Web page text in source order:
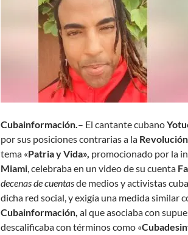
Cubainformación.– El cantante cubano
por sus posiciones contrarias a la
tema «Patria y Vida», promocionado por la
Miami, celebraba en un video de su cuenta
decenas de cuentasde medios y activistas
dicha red social, y exigía una medida similar
Cubainformación, al que asociaba con
descalificaba con términos como «